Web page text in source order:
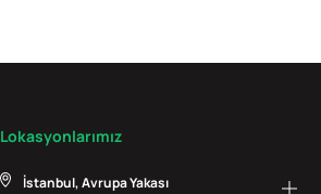
Lokasyonlarımız
İstanbul, Avrupa Yakası